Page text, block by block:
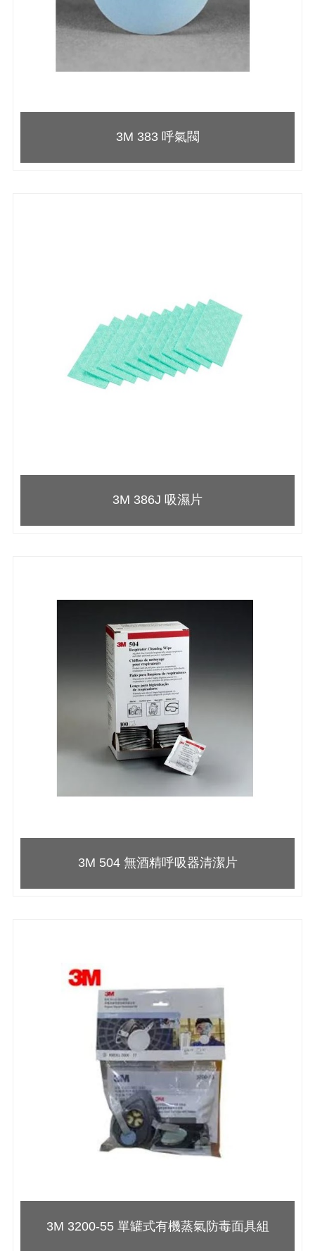
3M 383 呼氣閥
3M 386J 吸濕片
3M 504 無酒精呼吸器清潔片
3M 3200-55 單罐式有機蒸氣防毒面具組